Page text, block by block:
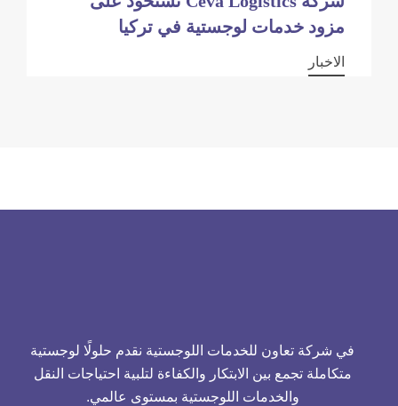
مزود خدمات لوجستية في تركيا
الاخبار
في شركة تعاون للخدمات اللوجستية نقدم حلولًا لوجستية
متكاملة تجمع بين الابتكار والكفاءة لتلبية احتياجات النقل
والخدمات اللوجستية بمستوى عالمي.